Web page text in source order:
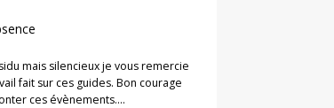
mais silencieux je vous remercie
fait sur ces guides. Bon courage
ces évènements.…